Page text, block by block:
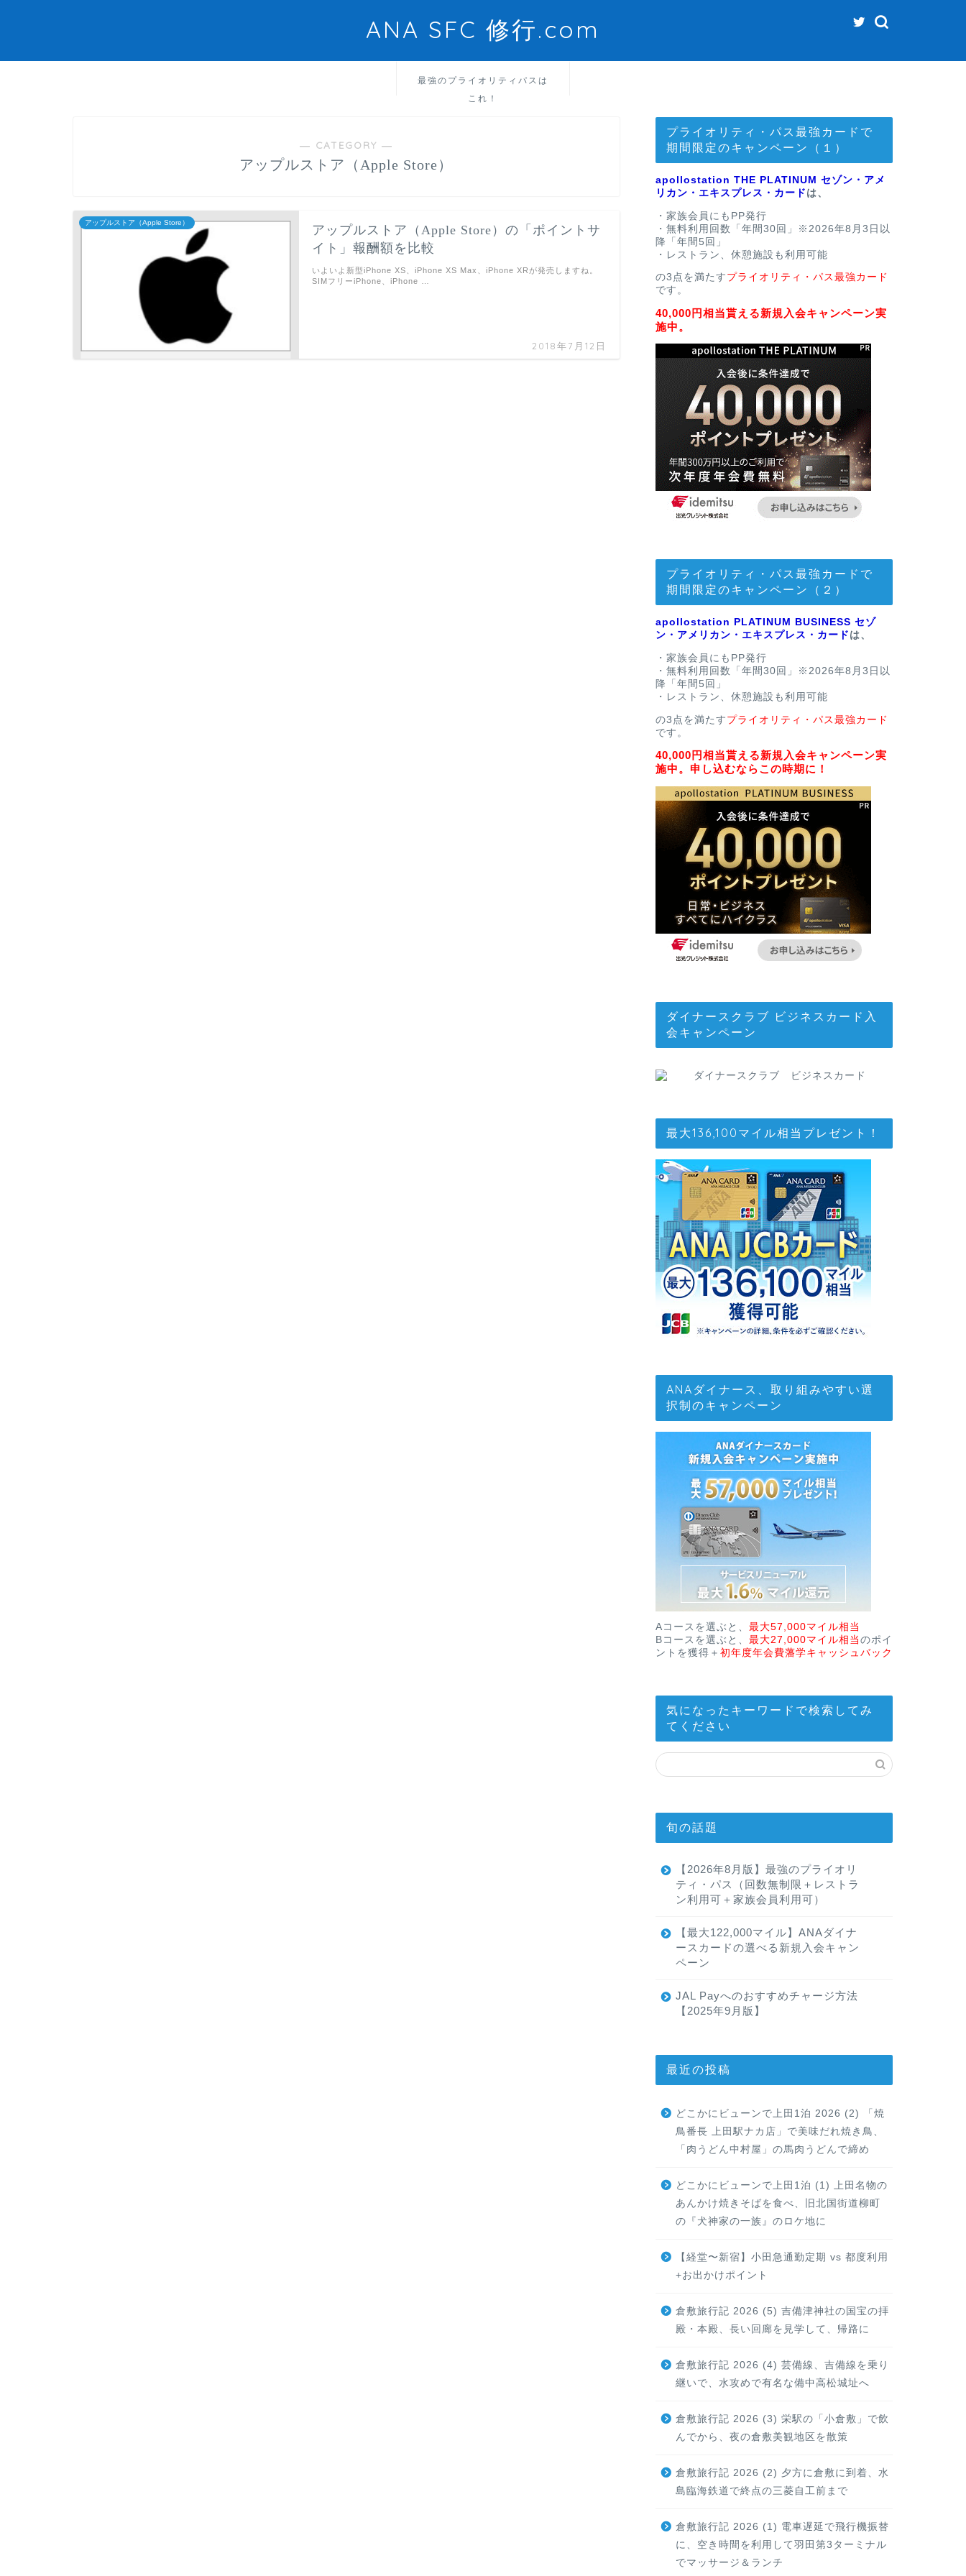
ANA SFC 修行.com
最強のプライオリティパスは
これ！
― CATEGORY ―
アップルストア（Apple Store）
アップルストア（Apple Store）
アップルストア（Apple Store）の「ポイントサ
イト」報酬額を比較
2018年7月12日
いよいよ新型iPhone XS、iPhone XS Max、iPhone XRが発売しますね。
SIMフリーiPhone、iPhone …
プライオリティ・パス最強カードで
期間限定のキャンペーン（１）
apollostation THE PLATINUM セゾン・アメ
リカン・エキスプレス・カード は、
・家族会員にもPP発行
・無料利用回数「年間30回」※2026年8月3日以
降「年間5回」
・レストラン、休憩施設も利用可能
の3点を満たす プライオリティ・パス最強カード
です。
40,000円相当貰える新規入会キャンペーン実
施中。
プライオリティ・パス最強カードで
期間限定のキャンペーン（２）
apollostation PLATINUM BUSINESS セゾ
ン・アメリカン・エキスプレス・カード は、
・家族会員にもPP発行
・無料利用回数「年間30回」※2026年8月3日以
降「年間5回」
・レストラン、休憩施設も利用可能
の3点を満たす プライオリティ・パス最強カード
です。
40,000円相当貰える新規入会キャンペーン実
施中。申し込むならこの時期に！
ダイナースクラブ ビジネスカード入
会キャンペーン
最大136,100マイル相当プレゼント！
ANAダイナース、取り組みやすい選
択制のキャンペーン
Aコースを選ぶと、 最大57,000マイル相当
Bコースを選ぶと、 最大27,000マイル相当 のポイ
ントを獲得＋ 初年度年会費藩学キャッシュバック
気になったキーワードで検索してみ
てください
旬の話題
【2026年8月版】最強のプライオリ
ティ・パス（回数無制限＋レストラ
ン利用可＋家族会員利用可）
【最大122,000マイル】ANAダイナ
ースカードの選べる新規入会キャン
ペーン
JAL Payへのおすすめチャージ方法
【2025年9月版】
最近の投稿
どこかにビューンで上田1泊 2026 (2) 「焼
鳥番長 上田駅ナカ店」で美味だれ焼き鳥、
「肉うどん中村屋」の馬肉うどんで締め
どこかにビューンで上田1泊 (1) 上田名物の
あんかけ焼きそばを食べ、旧北国街道柳町
の『犬神家の一族』のロケ地に
【経堂〜新宿】小田急通勤定期 vs 都度利用
+お出かけポイント
倉敷旅行記 2026 (5) 吉備津神社の国宝の拝
殿・本殿、長い回廊を見学して、帰路に
倉敷旅行記 2026 (4) 芸備線、吉備線を乗り
継いで、水攻めで有名な備中高松城址へ
倉敷旅行記 2026 (3) 栄駅の「小倉敷」で飲
んでから、夜の倉敷美観地区を散策
倉敷旅行記 2026 (2) 夕方に倉敷に到着、水
島臨海鉄道で終点の三菱自工前まで
倉敷旅行記 2026 (1) 電車遅延で飛行機振替
に、空き時間を利用して羽田第3ターミナル
でマッサージ＆ランチ